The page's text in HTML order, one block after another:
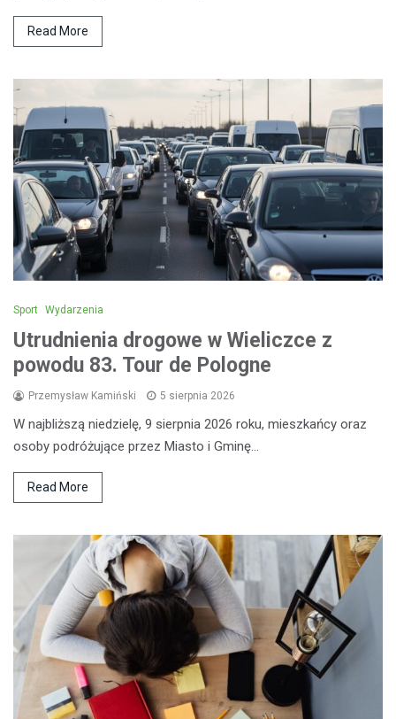
Read More
Sport Wydarzenia
Utrudnienia drogowe w Wieliczce z
powodu 83. Tour de Pologne
Przemysław Kamiński 5 sierpnia 2026
W najbliższą niedzielę, 9 sierpnia 2026 roku, mieszkańcy oraz
osoby podróżujące przez Miasto i Gminę…
Read More